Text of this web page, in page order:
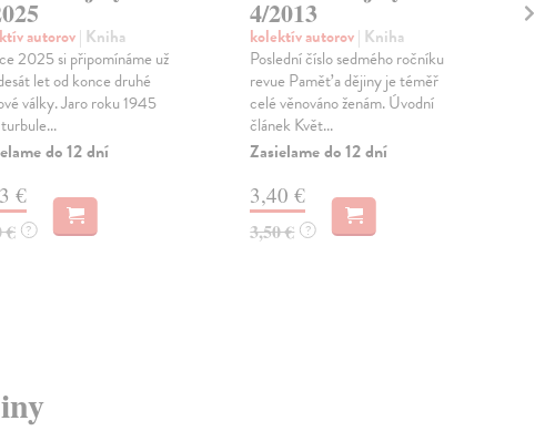
autorov| Kniha
2025 si připomínáme už
let od konce druhé
války. Jaro roku 1945
do 12 dní
€
€ ?
4/2013
kolektív autorov| Kniha
Poslední číslo sedmého ročníku
revue Paměť a dějiny je téměř
celé věnováno ženám. Úvodní
článek Květ...
Zasielame do 12 dní
3,40 €
3,50 € ?
4/